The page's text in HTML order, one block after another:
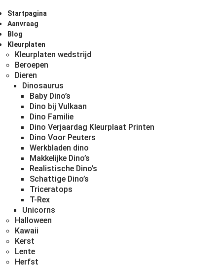
Startpagina
Aanvraag
Blog
Kleurplaten
Kleurplaten wedstrijd
Beroepen
Dieren
Dinosaurus
Baby Dino’s
Dino bij Vulkaan
Dino Familie
Dino Verjaardag Kleurplaat Printen
Dino Voor Peuters
Werkbladen dino
Makkelijke Dino’s
Realistische Dino’s
Schattige Dino’s
Triceratops
T-Rex
Unicorns
Halloween
Kawaii
Kerst
Lente
Herfst